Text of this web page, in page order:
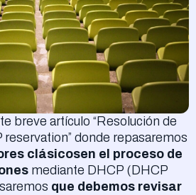
breve artículo “Resolución de
donde repasaremos
clásicosen el proceso de
mediante DHCP (DHCP
que debemos revisar